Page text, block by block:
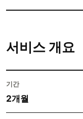
서비스 개요
기간
2개월